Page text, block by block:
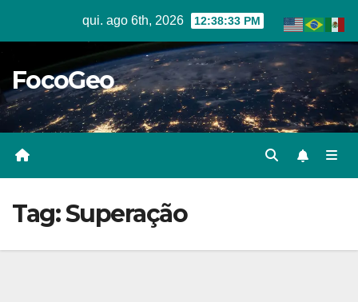
qui. ago 6th, 2026 12:38:33 PM
FocoGeo
Tag:Superação